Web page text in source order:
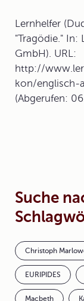
Lernhelfer
"Tragödie." In:
GmbH). URL:
http://
kon/englisch-
(Abgerufen:
Suche
Christoph
EURIPIDES
Macbeth